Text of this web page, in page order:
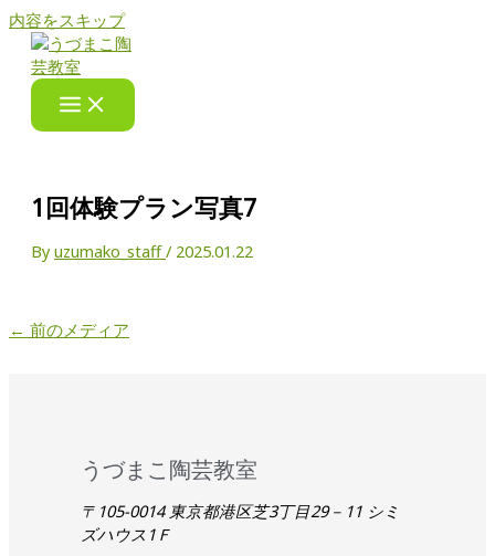
内容をスキップ
1回体験プラン写真7
Byuzumako_staff/ 2025.01.22
← 前のメディア
うづまこ陶芸教室
〒105-0014 東京都港区芝3丁目29－11 シミ
ズハウス1Ｆ